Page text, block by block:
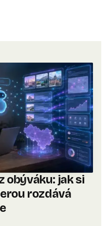
obýváku: jak si
rozdává